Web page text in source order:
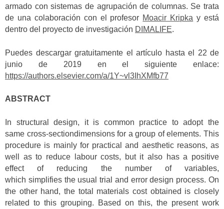
armado con sistemas de agrupación de columnas. Se trata
de una colaboración con el profesor Moacir Kripka y está
dentro del proyecto de investigación DIMALIFE.
Puedes descargar gratuitamente el artículo hasta el 22 de
junio de 2019 en el siguiente enlace:
https://authors.elsevier.com/a/1Y~vl3IhXMfb77
ABSTRACT
In structural design, it is common practice to adopt the
same cross-sectiondimensions for a group of elements. This
procedure is mainly for practical and aesthetic reasons, as
well as to reduce labour costs, but it also has a positive
effect of reducing the number of variables,
which simplifies the usual trial and error design process. On
the other hand, the total materials cost obtained is closely
related to this grouping. Based on this, the present work